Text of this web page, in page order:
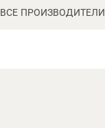
ВСЕ ПРОИЗВОДИТЕЛИ